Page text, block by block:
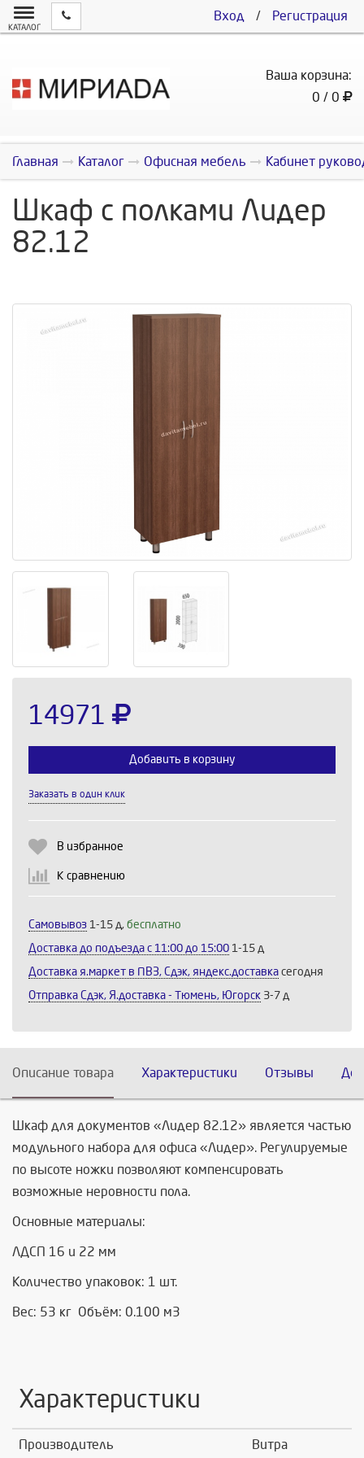
Вход / Регистрация
КАТАЛОГ
Ваша корзина:
0 / 0
Главная Каталог Офисная мебель Кабинет
Шкаф с полками Лидер
82.12
14971
Добавить в корзину
Заказать в один клик
В избранное
К сравнению
Самовывоз 1-15 д, бесплатно
Доставка до подъезда c 11:00 до 15:00 1-15 д
Доставка я.маркет в ПВЗ, Сдэк, яндекс.доставка сегодня
Отправка Сдэк, Я.доставка - Тюмень, Югорск 3-7 д
Описание товара Характеристики Отзывы
Шкаф для документов «Лидер 82.12» является частью
модульного набора для офиса «Лидер». Регулируемые
по высоте ножки позволяют компенсировать
возможные неровности пола.
Основные материалы:
ЛДСП 16 и 22 мм
Количество упаковок: 1 шт.
Вес: 53 кг Объём: 0.100 м3
Характеристики
Производитель Витра